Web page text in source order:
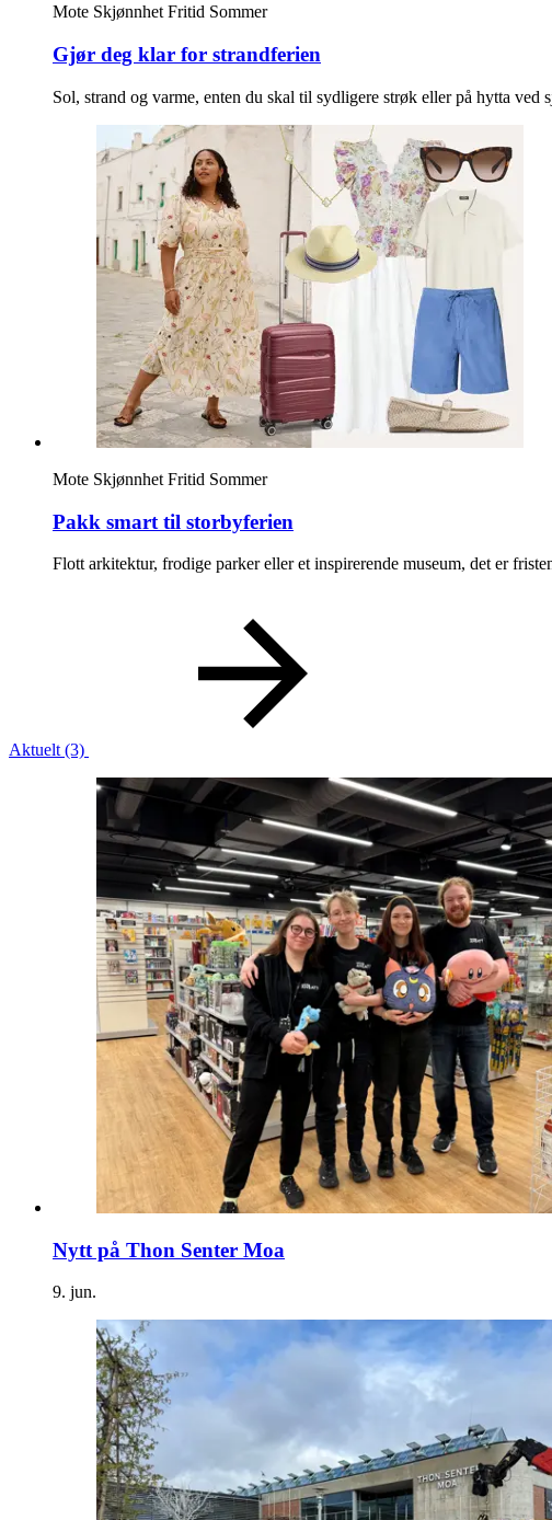
Mote Skjønnhet Fritid Sommer
Gjør deg klar for strandferien
Sol, strand og varme, enten du skal til sydligere strøk eller på hytta
Mote Skjønnhet Fritid Sommer
Pakk smart til storbyferien
Flott arkitektur, frodige parker eller et inspirerende museum, det er
Aktuelt (3)
Nytt på Thon Senter Moa
9. jun.